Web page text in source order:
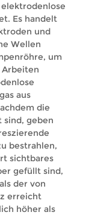
Es handelt
und
Wellen
um
Arbeiten
aus
die
geben
bestrahlen,
sichtbares
gefüllt sind,
der von
erreicht
höher als